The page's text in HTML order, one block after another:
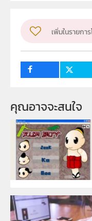
ระดับชั้น
ม.1, ม.2, ม.3, ม.4, ม.5,
กลุ่มเป้าหมาย
เพิ่มในรายกา
คุณอาจจะสนใจ